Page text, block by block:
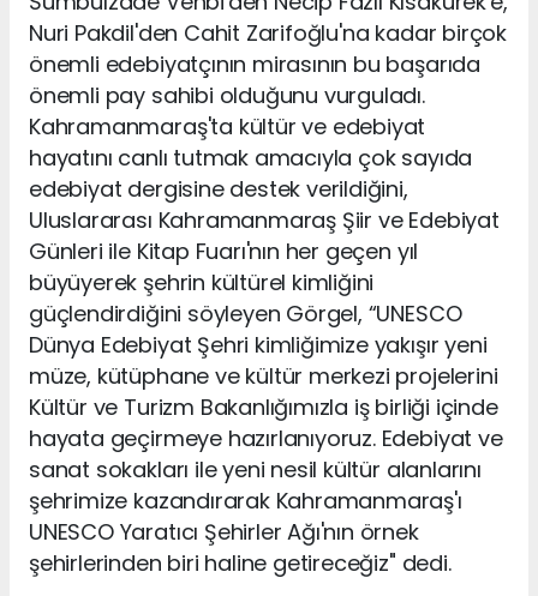
Nuri Pakdil'den Cahit Zarifoğlu'na kadar birçok
önemli edebiyatçının mirasının bu başarıda
önemli pay sahibi olduğunu vurguladı.
Kahramanmaraş'ta kültür ve edebiyat
hayatını canlı tutmak amacıyla çok sayıda
edebiyat dergisine destek verildiğini,
Uluslararası Kahramanmaraş Şiir ve Edebiyat
Günleri ile Kitap Fuarı'nın her geçen yıl
büyüyerek şehrin kültürel kimliğini
güçlendirdiğini söyleyen Görgel, “UNESCO
Dünya Edebiyat Şehri kimliğimize yakışır yeni
müze, kütüphane ve kültür merkezi projelerini
Kültür ve Turizm Bakanlığımızla iş birliği içinde
hayata geçirmeye hazırlanıyoruz. Edebiyat ve
sanat sokakları ile yeni nesil kültür alanlarını
şehrimize kazandırarak Kahramanmaraş'ı
UNESCO Yaratıcı Şehirler Ağı'nın örnek
şehirlerinden biri haline getireceğiz" dedi.